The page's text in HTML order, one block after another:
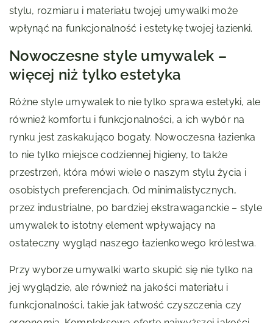
stylu, rozmiaru i materiału twojej umywalki może
wpłynąć na funkcjonalność i estetykę twojej łazienki.
Nowoczesne style umywalek –
więcej niż tylko estetyka
Różne style umywalek to nie tylko sprawa estetyki, ale
również komfortu i funkcjonalności, a ich wybór na
rynku jest zaskakująco bogaty. Nowoczesna łazienka
to nie tylko miejsce codziennej higieny, to także
przestrzeń, która mówi wiele o naszym stylu życia i
osobistych preferencjach. Od minimalistycznych,
przez industrialne, po bardziej ekstrawaganckie – style
umywalek to istotny element wpływający na
ostateczny wygląd naszego łazienkowego królestwa.
Przy wyborze umywalki warto skupić się nie tylko na
jej wyglądzie, ale również na jakości materiału i
funkcjonalności, takie jak łatwość czyszczenia czy